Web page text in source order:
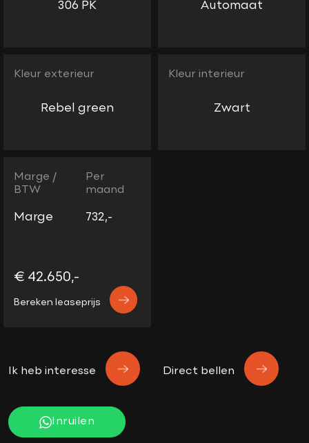
306 PK Automaat
Kleur exterieur
Rebel green
Kleur interieur
Zwart
Marge /
BTW
Marge
Per
maand
732,-
€ 42.650,-
Bereken leaseprijs
Ik heb interesse Direct bellen
Inruilen